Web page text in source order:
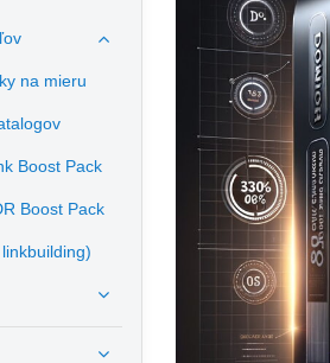
na mieru
Boost Pack
Boost Pack